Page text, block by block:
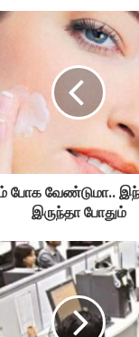
வேண்டுமா..
இருந்தா போதும்